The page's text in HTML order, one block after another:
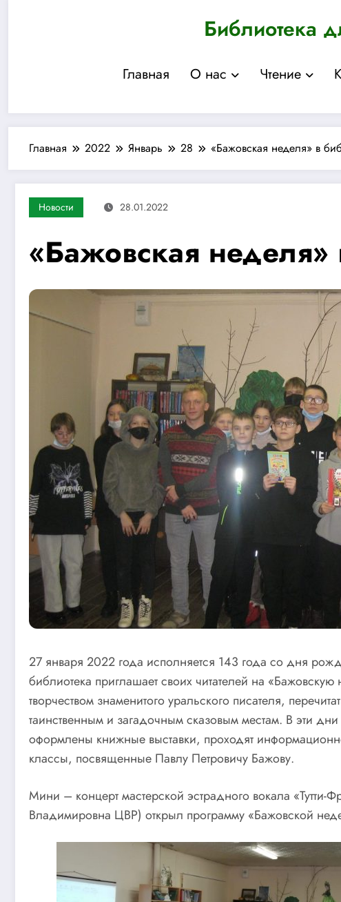
Библиотека
Главная О нас Чтение
Главная 2022 Январь 28 «Бажовская неделя» в
Новости 28.01.2022
«Бажовская неделя»
27 января 2022 года исполняется 143 года со дня
библиотека приглашает своих читателей на
творчеством знаменитого уральского писателя,
таинственным и загадочным сказовым местам. В эти
оформлены книжные выставки, проходят
классы, посвященные Павлу Петровичу Бажову.
Мини – концерт мастерской эстрадного вокала «Тутти-
Владимировна ЦВР) открыл программу «Бажовской